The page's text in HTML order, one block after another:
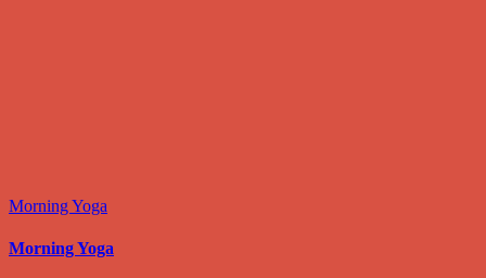
Morning Yoga
Morning Yoga